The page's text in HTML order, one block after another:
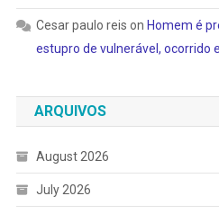
Cesar paulo reis on Homem é
estupro de vulnerável, ocorrido
ARQUIVOS
August 2026
July 2026